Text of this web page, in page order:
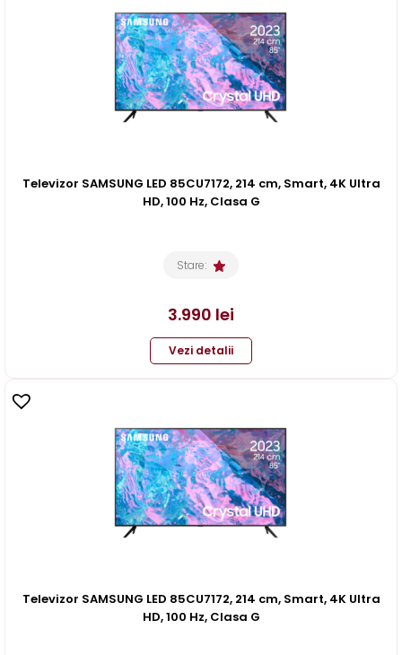
Televizor SAMSUNG LED 85CU7172, 214 cm, Smart, 4K Ultra
HD, 100 Hz, Clasa G
Stare:
3.990 lei
Vezi detalii
Televizor SAMSUNG LED 85CU7172, 214 cm, Smart, 4K Ultra
HD, 100 Hz, Clasa G